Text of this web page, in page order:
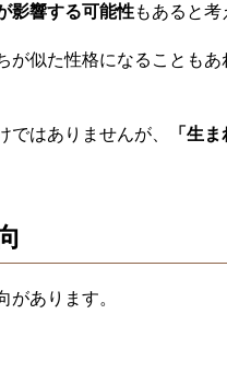
影響する可能性もあると考
が似た性格になることも
はありませんが、
「生
があります。